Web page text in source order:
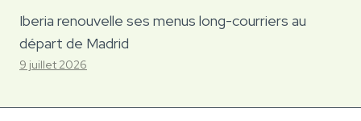
Iberia renouvelle ses menus long-courriers au
départ de Madrid
9 juillet 2026